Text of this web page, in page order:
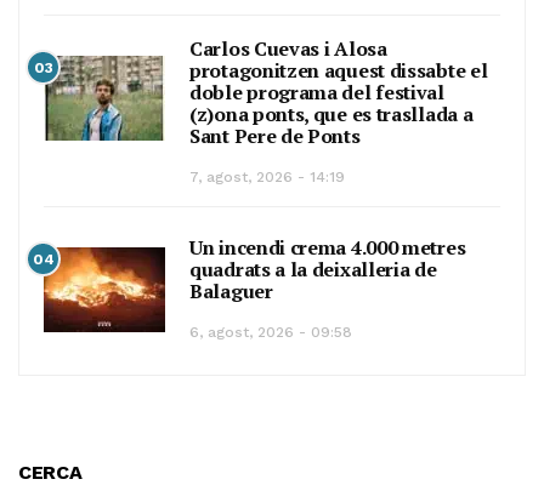
03
Carlos Cuevas i Alosa
protagonitzen aquest dissabte el
doble programa del festival
(z)ona ponts, que es trasllada a
Sant Pere de Ponts
7, agost, 2026 - 14:19
04
Un incendi crema 4.000 metres
quadrats a la deixalleria de
Balaguer
6, agost, 2026 - 09:58
CERCA